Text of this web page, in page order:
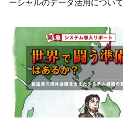
ーシャルのデータ活用につい